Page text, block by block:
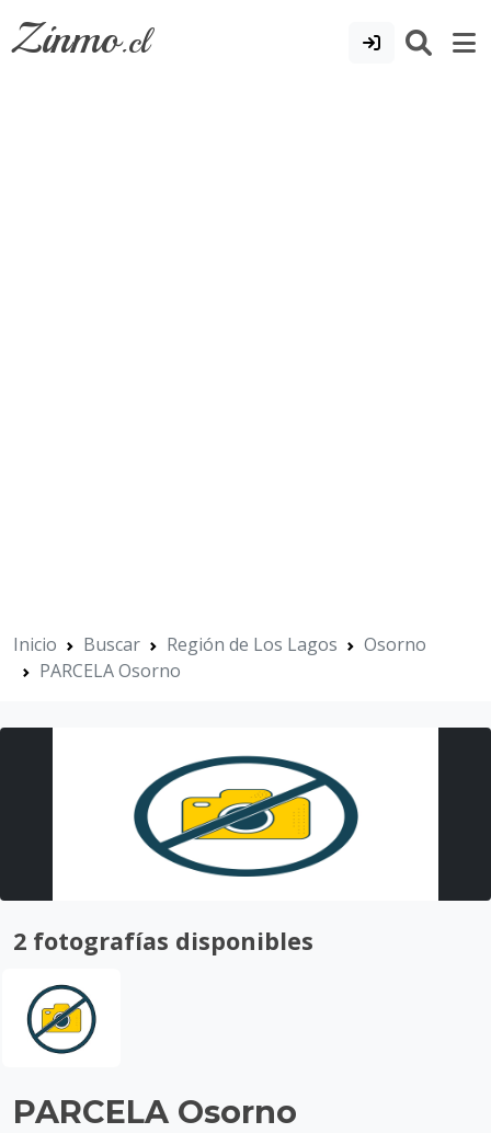
Zinmo.cl
Inicio Buscar Región de Los Lagos
Osorno
PARCELA Osorno
2 fotografías disponibles
PARCELA Osorno